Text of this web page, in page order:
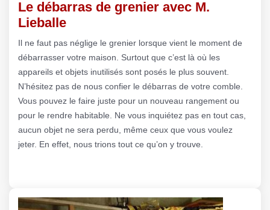
Le débarras de grenier avec M.
Lieballe
Il ne faut pas néglige le grenier lorsque vient le moment de
débarrasser votre maison. Surtout que c’est là où les
appareils et objets inutilisés sont posés le plus souvent.
N’hésitez pas de nous confier le débarras de votre comble.
Vous pouvez le faire juste pour un nouveau rangement ou
pour le rendre habitable. Ne vous inquiétez pas en tout cas,
aucun objet ne sera perdu, même ceux que vous voulez
jeter. En effet, nous trions tout ce qu’on y trouve.